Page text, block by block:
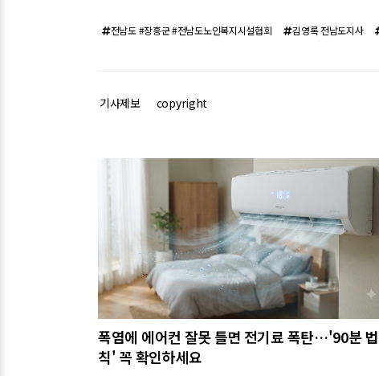
전남도 #장흥군 #전남도노인복지시설협회 김영록 전남도지사
기사제보 copyright
관련기사
폭염에 에어컨 잘못 틀면 전기료 폭탄…'90분 법
칙' 꼭 확인하세요